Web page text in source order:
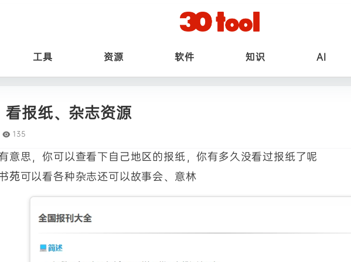
工具 资源 软件 知识 AI
看报纸、杂志资源
135
意思，你可以查看下自己地区的报纸，你有多久没看过报纸了呢
苑可以看各种杂志还可以故事会、意林